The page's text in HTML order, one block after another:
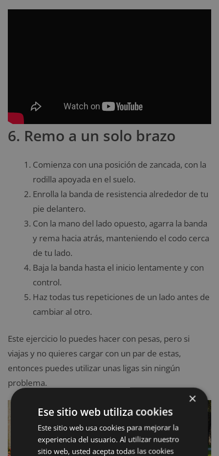
6. Remo a un solo brazo
Comienza con una posición de zancada, con la
rodilla apoyada en el suelo.
Enrolla la banda de resistencia alrededor de tu
pie delantero.
Con la mano del lado opuesto, agarra la banda
y rema hacia atrás, manteniendo el codo cerca
de tu lado.
Baja la banda hasta el inicio lentamente y con
control.
Haz todas tus repeticiones de un lado antes de
cambiar al otro.
Este ejercicio lo puedes hacer con pesas, pero si
viajas y no quieres cargar con un par de estas,
entonces puedes utilizar unas ligas sin ningún
problema.
×
Ese sitio web utiliza cookies
Este sitio web usa cookies para mejorar la
experiencia del usuario. Al utilizar nuestro
sitio web, usted acepta todas las cookies